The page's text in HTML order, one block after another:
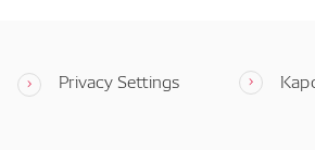
Privacy Settings